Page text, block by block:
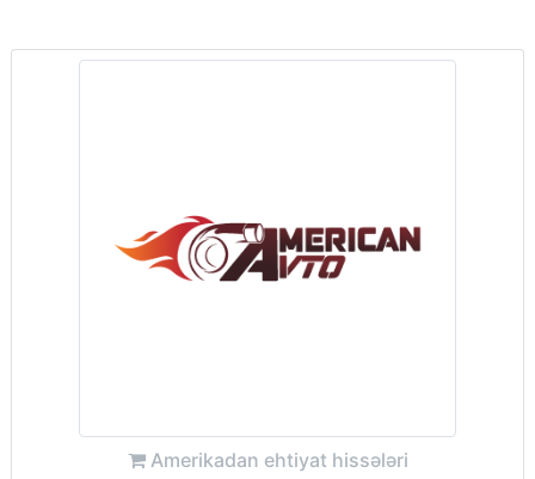
Amerikadan ehtiyat hissələri